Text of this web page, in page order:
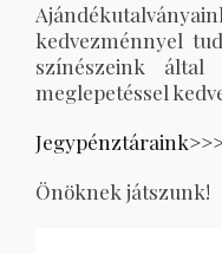
kedvezménnyel
színészeink
meglepetéssel
Önöknek játszunk!